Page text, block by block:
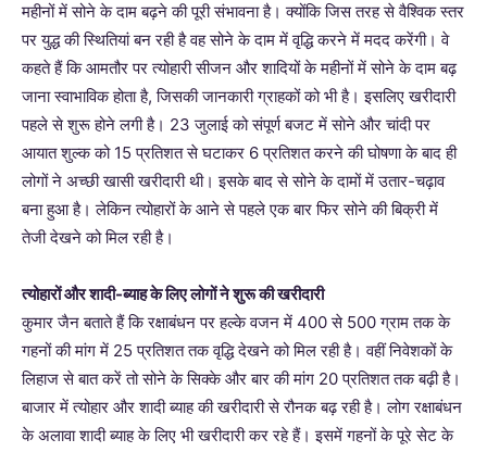
महीनों में सोने के दाम बढ़ने की पूरी संभावना है। क्योंकि जिस तरह से वैश्विक स्तर
पर युद्ध की स्थितियां बन रही है वह सोने के दाम में वृद्धि करने में मदद करेंगी। वे
कहते हैं कि आमतौर पर त्योहारी सीजन और शादियों के महीनों में सोने के दाम बढ़
जाना स्वाभाविक होता है, जिसकी जानकारी ग्राहकों को भी है। इसलिए खरीदारी
पहले से शुरू होने लगी है। 23 जुलाई को संपूर्ण बजट में सोने और चांदी पर
आयात शुल्क को 15 प्रतिशत से घटाकर 6 प्रतिशत करने की घोषणा के बाद ही
लोगों ने अच्छी खासी खरीदारी थी। इसके बाद से सोने के दामों में उतार-चढ़ाव
बना हुआ है। लेकिन त्योहारों के आने से पहले एक बार फिर सोने की बिक्री में
तेजी देखने को मिल रही है।
त्योहारों और शादी-ब्याह के लिए लोगों ने शुरू की खरीदारी
कुमार जैन बताते हैं कि रक्षाबंधन पर हल्के वजन में 400 से 500 ग्राम तक के
गहनों की मांग में 25 प्रतिशत तक वृद्धि देखने को मिल रही है। वहीं निवेशकों के
लिहाज से बात करें तो सोने के सिक्के और बार की मांग 20 प्रतिशत तक बढ़ी है।
बाजार में त्योहार और शादी ब्याह की खरीदारी से रौनक बढ़ रही है। लोग रक्षाबंधन
के अलावा शादी ब्याह के लिए भी खरीदारी कर रहे हैं। इसमें गहनों के पूरे सेट के